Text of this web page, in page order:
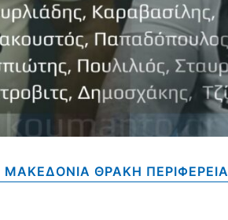
ΘΡΑΚΗ ΠΕΡΙΦΕΡΕΙΑ